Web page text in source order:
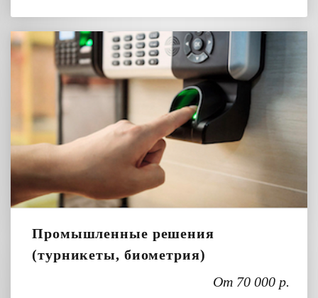
Промышленные решения
(турникеты, биометрия)
От 70 000 р.